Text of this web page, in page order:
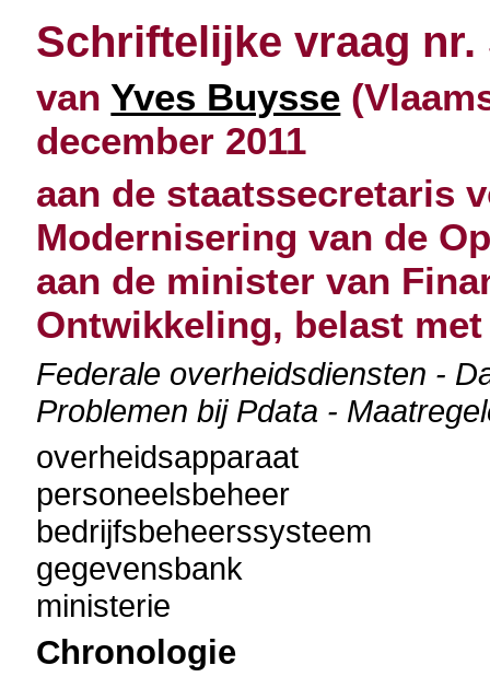
Schriftelijke vraag nr.
vanYves Buysse
december 2011
aan de staatssecretaris
Modernisering van de
aan de minister van
Ontwikkeling, belast
Federale overheidsdiensten -
Problemen bij Pdata -
overheidsapparaat
personeelsbeheer
bedrijfsbeheerssysteem
gegevensbank
ministerie
Chronologie